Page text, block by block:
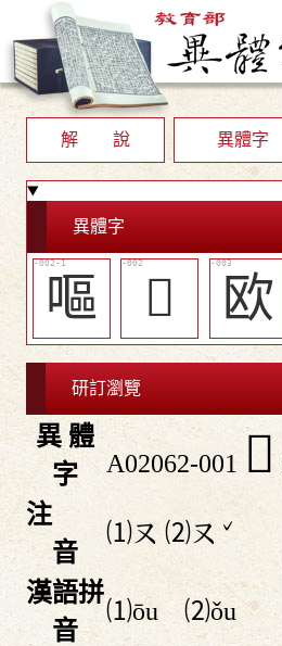
解 說 異體字
異體字
嘔 󲼧 欧
研訂瀏覽
異 體
字
A02062-001 𣢨
注
音
⑴ㄡ ⑵ㄡ ˇ
漢語拼
音
⑴ōu ⑵ǒu